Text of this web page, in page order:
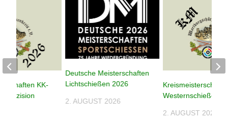
Deutsche Meisterschaften
Lichtschießen 2026
2. AUGUST 2026
Westernschießen
2. AUGUST 2026
KK-
Präzision